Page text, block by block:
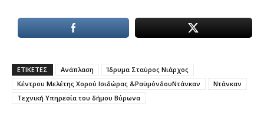
ΕΤΙΚΕΤΕΣ Ανάπλαση
Ίδρυμα Σταύρος Νιάρχος
Κέντρου Μελέτης Χορού Ισιδώρας &ΡαϋμόνδουΝτάνκαν
Ντάνκαν
Τεχνική Υπηρεσία του δήμου Βύρωνα